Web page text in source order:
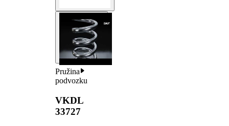
Pružina
podvozku
VKDL
33727